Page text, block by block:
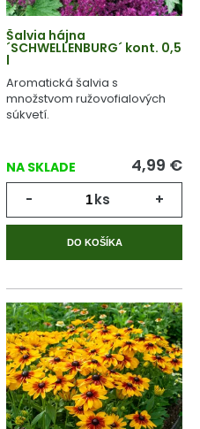
Šalvia hájna
´SCHWELLENBURG´ kont. 0,5
l
Aromatická šalvia s
množstvom ružovofialových
súkvetí.
NA SKLADE 4,99 €
- ks +
DO KOŠÍKA